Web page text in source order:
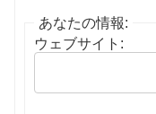
あなたの情報:
ウェブサイト: